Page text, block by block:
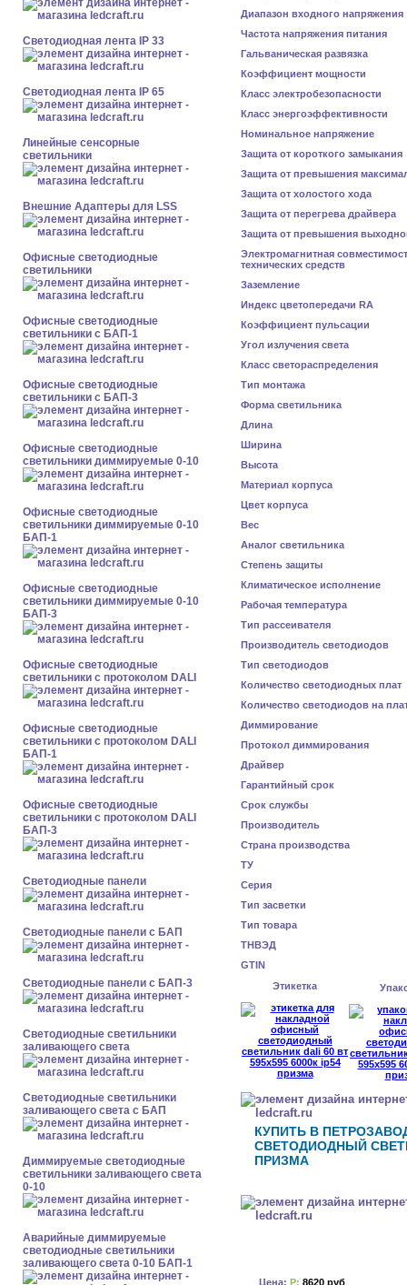
Светодиодная лента IP 33
Светодиодная лента IP 65
Линейные сенсорные
светильники
Внешние Адаптеры для LSS
Офисные светодиодные
светильники
Офисные светодиодные
светильники с БАП-1
Офисные светодиодные
светильники с БАП-3
Офисные светодиодные
светильники диммируемые 0-10
Офисные светодиодные
светильники диммируемые 0-10
БАП-1
Офисные светодиодные
светильники диммируемые 0-10
БАП-3
Офисные светодиодные
светильники с протоколом DALI
Офисные светодиодные
светильники с протоколом DALI
БАП-1
Офисные светодиодные
светильники с протоколом DALI
БАП-3
Cветодиодные панели
Cветодиодные панели с БАП
Cветодиодные панели с БАП-3
Светодиодные светильники
заливающего света
Светодиодные светильники
заливающего света с БАП
Диммируемые светодиодные
светильники заливающего света
0-10
Аварийные диммируемые
светодиодные светильники
заливающего света 0-10 БАП-1
Диапазон входного напряжения
Частота напряжения питания
Гальваническая развязка
Коэффициент мощности
Класс электробезопасности
Класс энергоэффективности
Номинальное напряжение
Защита от короткого замыкания
Защита от превышения
Защита от холостого хода
Защита от перегрева драйвера
Защита от превышения
Электромагнитная
технических средств
Заземление
Индекс цветопередачи RA
Коэффициент пульсации
Угол излучения света
Класс светораспределения
Тип монтажа
Форма светильника
Длина
Ширина
Высота
Материал корпуса
Цвет корпуса
Вес
Аналог светильника
Степень защиты
Климатическое исполнение
Рабочая температура
Тип рассеивателя
Производитель светодиодов
Тип светодиодов
Количество светодиодных плат
Количество светодиодов на
Диммирование
Протокол диммирования
Драйвер
Гарантийный срок
Срок службы
Производитель
Страна производства
ТУ
Серия
Тип засветки
Тип товара
ТНВЭД
GTIN
Этикетка
КУПИТЬ В
СВЕТОДИОДНЫЙ
ПРИЗМА
Цена: Р: 8620 руб